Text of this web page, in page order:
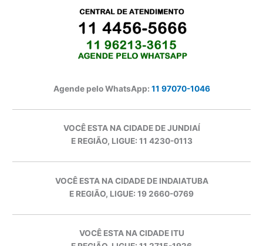
Agende pelo WhatsApp: 11 97070-1046
VOCÊ ESTA NA CIDADE DE JUNDIAÍ
E REGIÃO, LIGUE: 11 4230-0113
VOCÊ ESTA NA CIDADE DE INDAIATUBA
E REGIÃO, LIGUE: 19 2660-0769
VOCÊ ESTA NA CIDADE ITU